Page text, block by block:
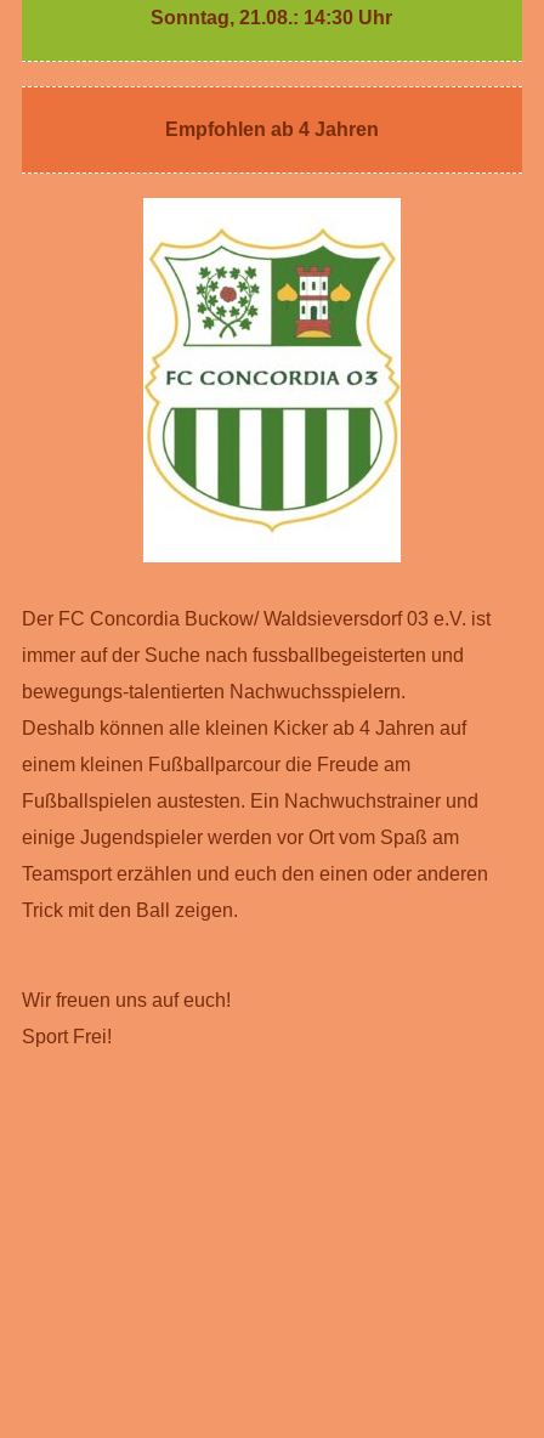
Sonntag, 21.08.: 14:30 Uhr
Empfohlen ab 4 Jahren
Der FC Concordia Buckow/ Waldsieversdorf 03 e.V. ist
immer auf der Suche nach fussballbegeisterten und
bewegungs-talentierten Nachwuchsspielern.
Deshalb können alle kleinen Kicker ab 4 Jahren auf
einem kleinen Fußballparcour die Freude am
Fußballspielen austesten. Ein Nachwuchstrainer und
einige Jugendspieler werden vor Ort vom Spaß am
Teamsport erzählen und euch den einen oder anderen
Trick mit den Ball zeigen.
Wir freuen uns auf euch!
Sport Frei!